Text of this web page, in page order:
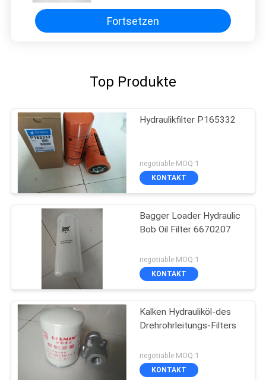
Fortsetzen
Top Produkte
Hydraulikfilter P165332
negotiable MOQ:1
KONTAKT
Bagger Loader Hydraulic
Bob Oil Filter 6670207
negotiable MOQ:1
KONTAKT
Kalken Hydrauliköl-des
Drehrohrleitungs-Filters
negotiable MOQ:1
KONTAKT